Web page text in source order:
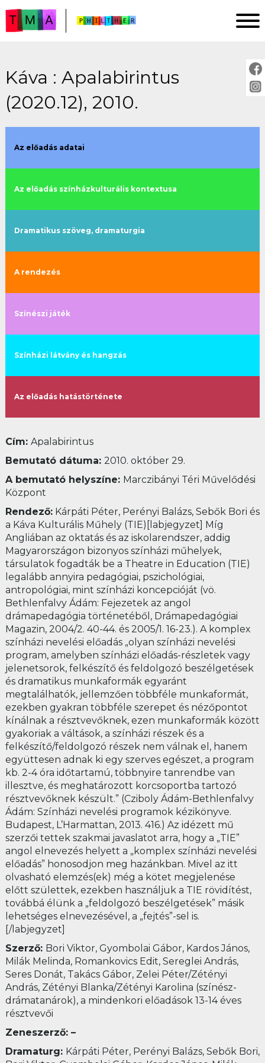
FŐOLDAL
ELEMZÉSEK
Káva : Apalabirintus
(2020.12), 2010.
Az előadás adatai
Az előadás színházkulturális kontextusa
Dramatikus szöveg, dramaturgia
A rendezés
Színészi játék
Színházi látvány és hangzás
Az előadás hatástörténete
Cím: Apalabirintus
Bemutató dátuma: 2010. október 29.
A bemutató helyszíne: Marczibányi Téri Művelődési
Központ
Rendező:Kárpáti Péter, Perényi Balázs, Sebők Bori és
a Káva Kulturális Műhely (TIE)[labjegyzet] Míg
Angliában az oktatás és az iskolarendszer, addig
Magyarországon bizonyos színházi műhelyek,
társulatok fogadták be a Theatre in Education (TIE)
legalább annyira pedagógiai, pszichológiai,
antropológiai, mint színházi koncepcióját (vö.
Bethlenfalvy Ádám: Fejezetek az angol
drámapedagógia történetéből, Drámapedagógiai
Magazin, 2004/2. 40-44. és 2005/1. 16-23.). A komplex
színházi nevelési előadás „olyan színházi nevelési
program, amelyben színházi előadás-részletek vagy
jelenetsorok, felkészítő és feldolgozó beszélgetések
és dramatikus munkaformák egyaránt
megtalálhatók, jellemzően többféle munkaformát,
ezekben gyakran többféle szerepet és nézőpontot
kínálnak a résztvevőknek, ezen munkaformák között
gyakoriak a váltások, a színházi részek és a
felkészítő/feldolgozó részek nem válnak el, hanem
együttesen adnak ki egy szerves egészet, a program
kb. 2-4 óra időtartamú, többnyire tanrendbe van
illesztve, és meghatározott korcsoportba tartozó
résztvevőknek készült.” (Cziboly Ádám-Bethlenfalvy
Ádám: Színházi nevelési programok kézikönyve.
Budapest, L’Harmattan, 2013. 416.) Az idézett mű
szerzői tettek szakmai javaslatot arra, hogy a „TIE”
angol elnevezés helyett a „komplex színházi nevelési
előadás” honosodjon meg hazánkban. Mivel az itt
olvasható elemzés(ek) még a kötet megjelenése
előtt születtek, ezekben használjuk a TIE rövidítést,
továbbá élünk a „feldolgozó beszélgetések” másik
lehetséges elnevezésével, a „fejtés”-sel is.
[/labjegyzet]
Szerző: Bori Viktor, Gyombolai Gábor, Kardos János,
Milák Melinda, Romankovics Edit, Sereglei András,
Seres Donát, Takács Gábor, Zelei Péter/Zétényi
András, Zétényi Blanka/Zétényi Karolina (színész-
drámatanárok), a mindenkori előadások 13-14 éves
résztvevői
Zeneszerző: –
Dramaturg: Kárpáti Péter, Perényi Balázs, Sebők Bori,